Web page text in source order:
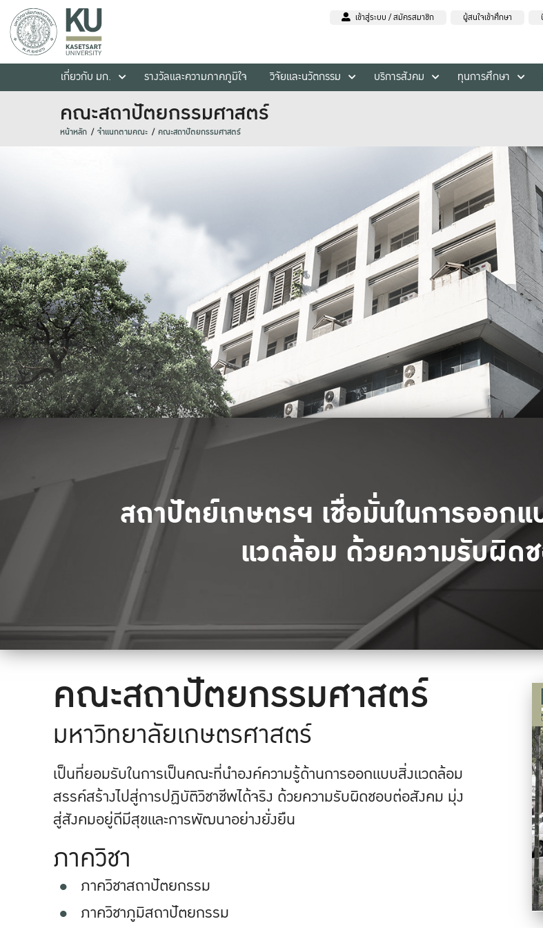
เข้าสู่ระบบ / สมัครสมาชิก ผู้สนใจเข้าศึกษา
เกี่ยวกับ มก.
รางวัลและความภาคภูมิใจ วิจัยและนวัตกรรม บริการสังคม ทุนการศึกษา
คณะสถาปัตยกรรมศาสตร์
หน้าหลัก จำแนกตามคณะ คณะสถาปัตยกรรมศาสตร์
สถาปัตย์เกษตรฯ เชื่อมั่นในการออก
แวดล้อม ด้วยความรับผิด
คณะสถาปัตยกรรมศาสตร์
มหาวิทยาลัยเกษตรศาสตร์
เป็นที่ยอมรับในการเป็นคณะที่นำองค์ความรู้ด้านการออกแบบสิ่งแวดล้อม
สรรค์สร้างไปสู่การปฏิบัติวิชาชีพได้จริง ด้วยความรับผิดชอบต่อสังคม มุ่ง
สู่สังคมอยู่ดีมีสุขและการพัฒนาอย่างยั่งยืน
ภาควิชา
ภาควิชาสถาปัตยกรรม
ภาควิชาภูมิสถาปัตยกรรม